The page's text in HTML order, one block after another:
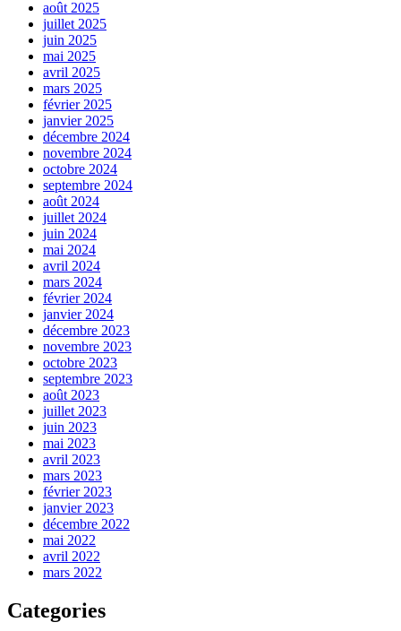
août 2025
juillet 2025
juin 2025
mai 2025
avril 2025
mars 2025
février 2025
janvier 2025
décembre 2024
novembre 2024
octobre 2024
septembre 2024
août 2024
juillet 2024
juin 2024
mai 2024
avril 2024
mars 2024
février 2024
janvier 2024
décembre 2023
novembre 2023
octobre 2023
septembre 2023
août 2023
juillet 2023
juin 2023
mai 2023
avril 2023
mars 2023
février 2023
janvier 2023
décembre 2022
mai 2022
avril 2022
mars 2022
Categories